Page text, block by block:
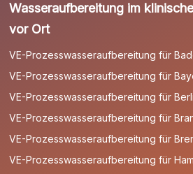
Wasseraufbereitung im
vor Ort
VE-Prozesswasseraufbereitung für
VE-Prozesswasseraufbereitung für
VE-Prozesswasseraufbereitung für
VE-Prozesswasseraufbereitung für
VE-Prozesswasseraufbereitung für
VE-Prozesswasseraufbereitung für